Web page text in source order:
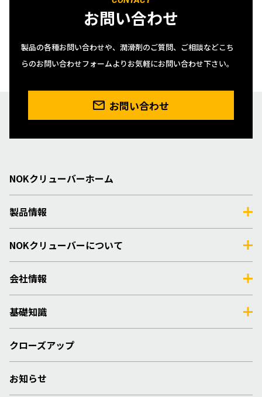
お問い合わせ
製品の各種お問い合わせや、潤滑剤のご質問、ご相談などこち
らのお問い合わせフォームよりお気軽にお問い合わせ下さい。
お問い合わせ
NOKクリューバーホーム
製品情報
NOKクリューバーについて
会社情報
基礎知識
クローズアップ
お知らせ